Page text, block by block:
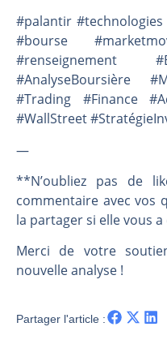
#palantir
#bourse
#renseignement
#AnalyseBoursière
#Trading #Finance
#WallStreet
—
**N’oubliez pas de
commentaire avec vos
la partager si elle vous
Merci de votre
nouvelle analyse !
Partager l'article :